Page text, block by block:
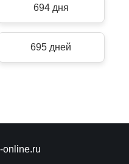
694 дня
695 дней
online.ru